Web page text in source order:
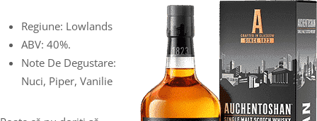
Regiune: Lowlands
ABV: 40%.
Note De Degustare:
Nuci, Piper, Vanilie